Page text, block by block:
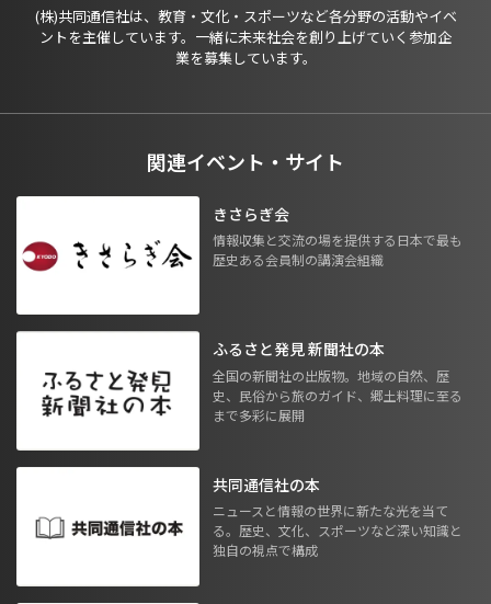
(株)共同通信社は、教育・文化・スポーツなど各分野の活動やイベ
ントを主催しています。一緒に未来社会を創り上げていく参加企
業を募集しています。
関連イベント・サイト
きさらぎ会
情報収集と交流の場を提供する日本で最も
歴史ある会員制の講演会組織
ふるさと発見 新聞社の本
全国の新聞社の出版物。地域の自然、歴
史、民俗から旅のガイド、郷土料理に至る
まで多彩に展開
共同通信社の本
ニュースと情報の世界に新たな光を当て
る。歴史、文化、スポーツなど深い知識と
独自の視点で構成